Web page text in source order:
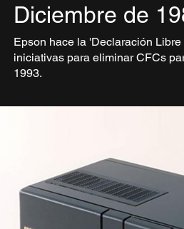
Diciembre de
Epson hace la 'Declaración
iniciativas para eliminar CFCs
1993.